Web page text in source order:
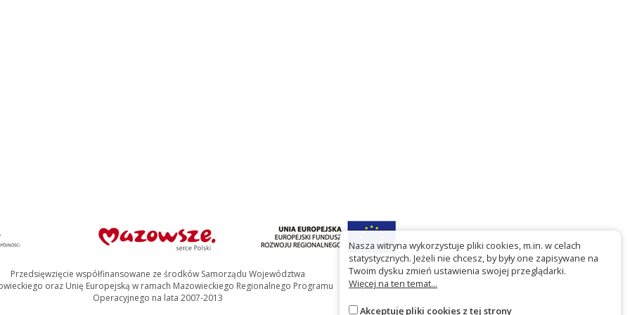
uzdrowienia oczu przemywając wodą ze
na zbudowanie kaplicy, którą na miejscu
mokobodzki, umieszczając w ołtarzu kopię obrazu
W 1947 r. przy źródełku wybudowano
Na terenie cmentarza w 1979 r. zbudowano z
1987 na miejscu starej zniszczonej już kaplicy
służącą przybywającym tu pielgrzymom,
(6 sierpnia) w Budzieszynie oraz Narodzenia
Przedsięwzięcie współfinansowane ze środków Samorządu Województwa
oraz Unię Europejską w ramach Mazowieckiego Regionalnego Programu
Operacyjnego na lata 2007-2013
Nasza witryna wykorzystuje pliki cookies, m.in. w celach
statystycznych. Jeżeli nie chcesz, by były one zapisywane na
Twoim dysku zmień ustawienia swojej przeglądarki.
Więcej na ten temat...
Akceptuję pliki cookies z tej strony